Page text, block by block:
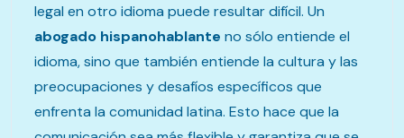
legal en otro idioma puede resultar difícil. Un
abogado hispanohablante no sólo entiende el
idioma, sino que también entiende la cultura y las
preocupaciones y desafíos específicos que
enfrenta la comunidad latina. Esto hace que la